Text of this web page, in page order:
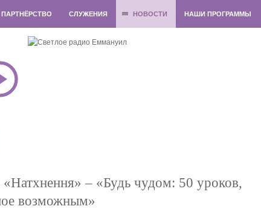
ПАРТНЁРСТВО СЛУЖЕНИЯ НОВОСТИ НАШИ ПРОГРАММЫ
– «Будь чудом: 50 уроков,
возможным»